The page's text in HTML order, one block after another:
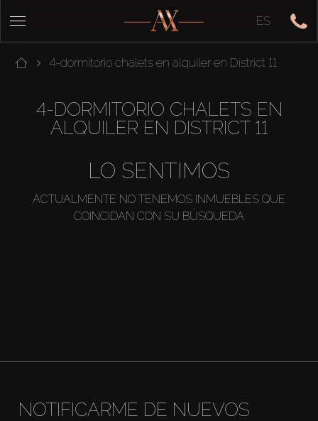
ES
4-dormitorio chalets en alquiler en District 11
4-DORMITORIO CHALETS EN
ALQUILER EN DISTRICT 11
LO SENTIMOS
ACTUALMENTE NO TENEMOS INMUEBLES QUE
COINCIDAN CON SU BÚSQUEDA
NOTIFICARME DE NUEVOS